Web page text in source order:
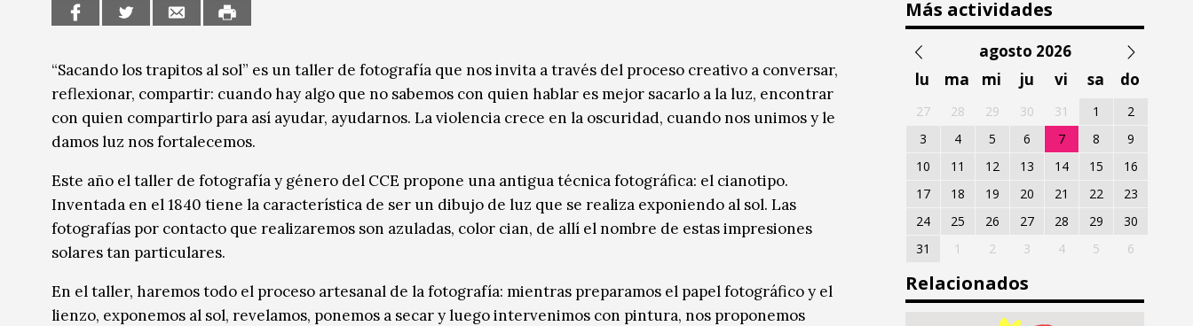
MúsicaMúsica
“Sacando los trapitos al sol” es un taller de fotografía que nos invita a través del proceso creativo a conversar,
reflexionar, compartir: cuando hay algo que no sabemos con quien hablar es mejor sacarlo a la luz, encontrar
con quien compartirlo para así ayudar, ayudarnos. La violencia crece en la oscuridad, cuando nos unimos y le
damos luz nos fortalecemos.
Este año el taller de fotografía y género del CCE propone una antigua técnica fotográfica: el cianotipo.
Inventada en el 1840 tiene la característica de ser un dibujo de luz que se realiza exponiendo al sol. Las
fotografías por contacto que realizaremos son azuladas, color cian, de allí el nombre de estas impresiones
solares tan particulares.
En el taller, haremos todo el proceso artesanal de la fotografía: mientras preparamos el papel fotográfico y el
lienzo, exponemos al sol, revelamos, ponemos a secar y luego intervenimos con pintura, nos proponemos
Más actividades
agosto 2026
lu
ma mi ju vi sa do
27 28 29 30 31 1
2
3
4 5 6 7 8
9
10
11 12 13 14 15
16
17
18 19 20 21 22
23
24
25 26 27 28 29
30
31
1 2 3 4 5 6
Relacionados